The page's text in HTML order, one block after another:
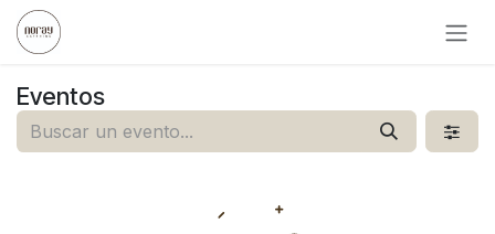
Ir al contenido
Eventos